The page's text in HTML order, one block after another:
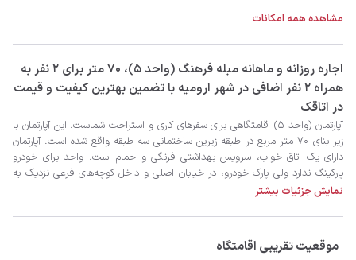
مشاهده همه امکانات
‫‫اجاره روزانه و ماهانه مبله فرهنگ (واحد ۵)، 70 متر برای 2 نفر به
همراه 2 نفر اضافی در شهر ارومیه با تضمین بهترین کیفیت و قیمت
در اتاقک
نمایش جزئیات بیشتر
موقعیت تقریبی اقامتگاه